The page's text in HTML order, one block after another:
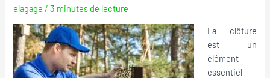
elagage /3 minutes de lecture
La clôture
est un
élément
essentiel